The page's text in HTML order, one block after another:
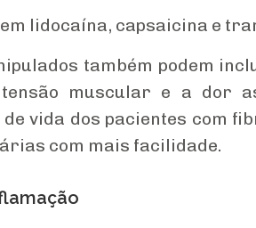
lidocaína, capsaicina e
também podem
muscular e a dor
vida dos pacientes com
com mais facilidade.